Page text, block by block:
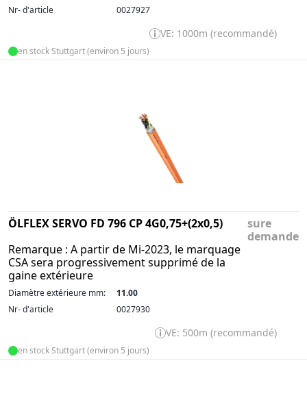
Nr- d'article
0027927
VE: 1000m (recommandé)
en stock Stuttgart (environ 5 jours)
ÖLFLEX SERVO FD 796 CP 4G0,75+(2x0,5)
Remarque : A partir de Mi-2023, le marquage
CSA sera progressivement supprimé de la
gaine extérieure
sure
demande
Diamètre extérieure mm:
11.00
Nr- d'article
0027930
VE: 500m (recommandé)
en stock Stuttgart (environ 5 jours)